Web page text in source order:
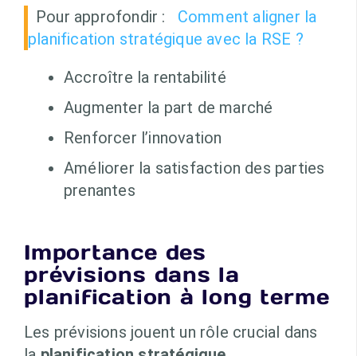
Pour approfondir :
Comment aligner la
planification stratégique avec la RSE ?
Accroître la rentabilité
Augmenter la part de marché
Renforcer l’innovation
Améliorer la satisfaction des parties
prenantes
Importance des
prévisions dans la
planification à long terme
Les prévisions jouent un rôle crucial dans